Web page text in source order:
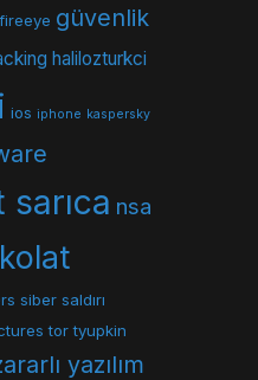
fireeye güvenlik
halilozturkci
ios iphone kaspersky
sarıca nsa
siber saldırı
tor tyupkin
yazılım